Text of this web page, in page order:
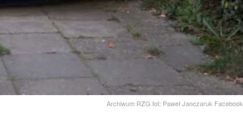
Archiwum RZG fot: Paweł Janczaruk Facebook